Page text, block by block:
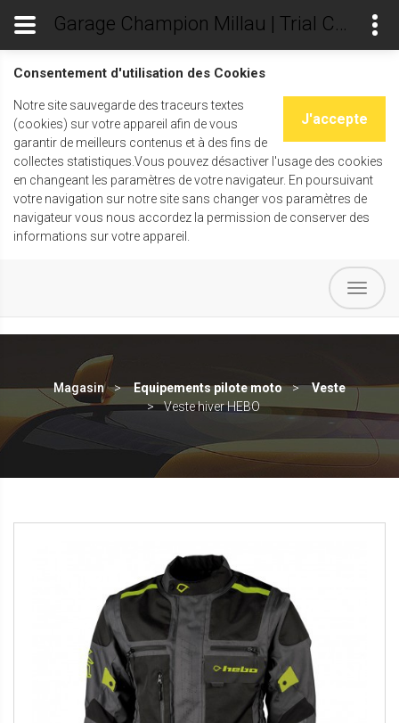
Consentement d'utilisation des Cookies
J'accepte
Notre site sauvegarde des traceurs textes
(cookies) sur votre appareil afin de vous
garantir de meilleurs contenus et à des fins de
collectes statistiques.Vous pouvez désactiver l'usage des cookies
en changeant les paramètres de votre navigateur. En poursuivant
votre navigation sur notre site sans changer vos paramètres de
navigateur vous nous accordez la permission de conserver des
informations sur votre appareil.
Garage Champion Millau | Trial Champ's
Magasin Equipements pilote moto
Veste
Veste hiver HEBO